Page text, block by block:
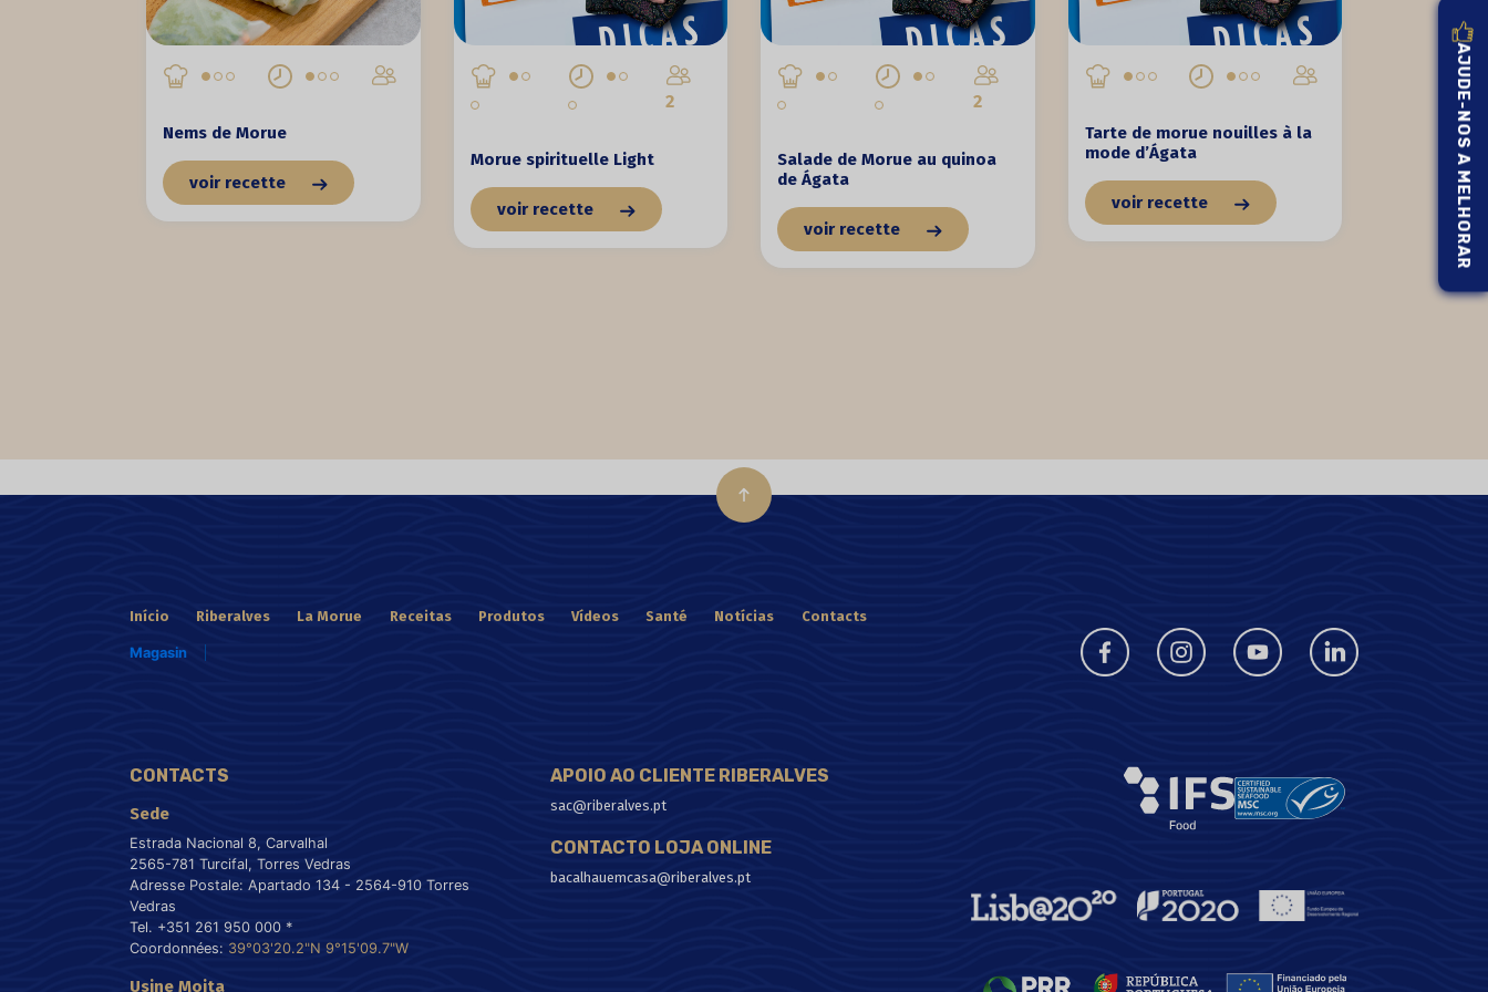
Nems de Morue
voir recette
2
Morue spirituelle Light
voir recette
2
Salade de Morue au quinoa
de Ágata
voir recette
Tarte de morue nouilles à la
mode d’Ágata
voir recette
Início Riberalves La Morue Receitas Produtos Vídeos Santé Notícias Contacts
Magasin
CONTACTS
Sede
Estrada Nacional 8, Carvalhal
2565-781 Turcifal, Torres Vedras
Adresse Postale: Apartado 134 - 2564-910 Torres
Vedras
Tel. +351 261 950 000 *
Coordonnées: 39°03'20.2"N 9°15'09.7"W
Usine Moita
APOIO AO CLIENTE RIBERALVES
sac@riberalves.pt
CONTACTO LOJA ONLINE
bacalhauemcasa@riberalves.pt
AJUDE-NOS A MELHORAR